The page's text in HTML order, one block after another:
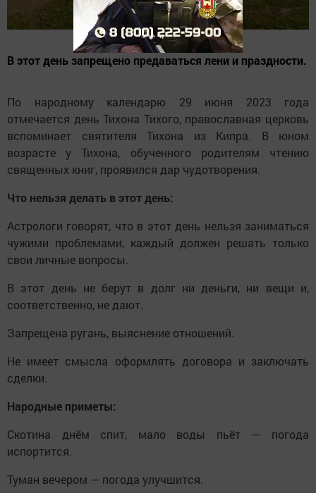
В этот день запрещено предаваться лени и праздности.
По народному календарю 29 июня 2023 года
отмечается день Тихона Тихого, православная церковь
вспоминает святителя Тихона из Кипра. В юном
возрасте у Тихона, обученного родителям чтению
священных книг, проявился дар чудотворения.
Что нельзя делать в этот день:
Астрологи говорят, что в этот день нельзя заниматься
чужими проблемами, каждый должен решать только
свои личные вопросы.
В этот день не берут в долг ни деньги, ни вещи и,
соответственно, не дают.
Запрещена ругань, выяснение отношений.
Не имеет смысла оформлять договора и заключать
сделки.
Народные приметы:
Скотина днём спит, мало воды пьёт — погода
испортится.
Туман вечером — погода улучшится.